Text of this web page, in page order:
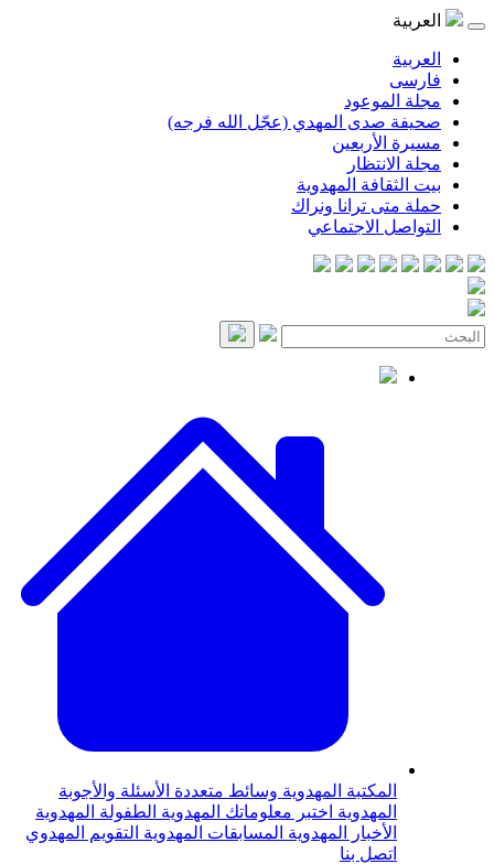
المهدي (عجّل الله فرجه)
المهدوية
ترانا ونراك
الاجتماعي
المهدويةوسائط متعددةالأسئلة والأجوبة
اختبر معلوماتك المهدويةالطفولة المهدوية
المهدويةالمسابقات المهدويةالتقويم المهدوي